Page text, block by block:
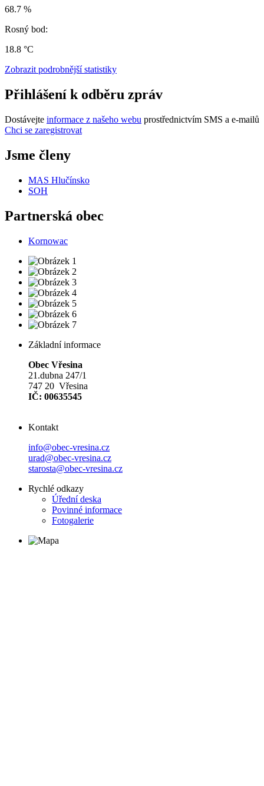
68.7 %
Rosný bod:
18.8 °C
Zobrazit podrobnější statistiky
Přihlášení k odběru zpráv
Dostávejte informace z našeho webu prostřednictvím SMS a e-mailů
Chci se zaregistrovat
Jsme členy
MAS Hlučínsko
SOH
Partnerská obec
Kornowac
Základní informace
Obec Vřesina
21.dubna 247/1
747 20 Vřesina
IČ: 00635545
Kontakt
info@obec-vresina.cz
urad@obec-vresina.cz
starosta@obec-vresina.cz
Rychlé odkazy
Úřední deska
Povinné informace
Fotogalerie